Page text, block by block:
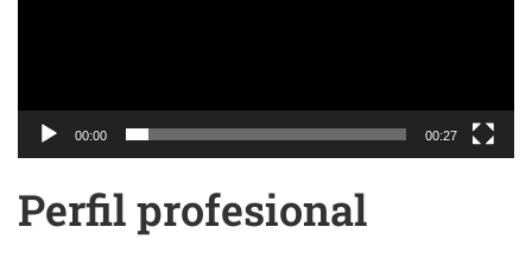
00:00 00:27
Perfil profesional